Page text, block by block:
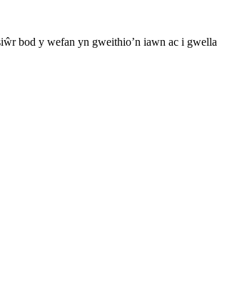
bod y wefan yn gweithio’n iawn ac i gwella